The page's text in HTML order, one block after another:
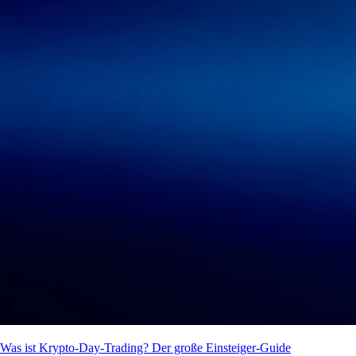
Was ist Krypto-Day-Trading? Der große Einsteiger-Guide